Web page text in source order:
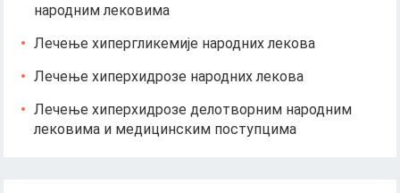
народним лековима
Лечење хипергликемије народних лекова
Лечење хиперхидрозе народних лекова
Лечење хиперхидрозе делотворним народним
лековима и медицинским поступцима